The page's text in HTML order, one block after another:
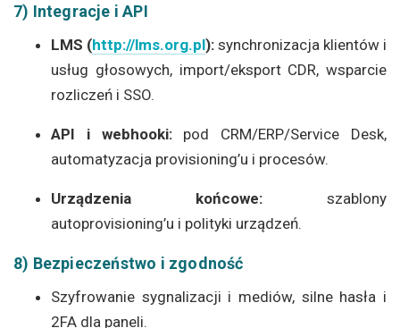
7) Integracje i API
LMS (http://lms.org.pl): synchronizacja klientów i
usług głosowych, import/eksport CDR, wsparcie
rozliczeń i SSO.
API i webhooki:pod CRM/ERP/Service Desk,
automatyzacja provisioning’u i procesów.
Urządzenia końcowe: szablony
autoprovisioning’u i polityki urządzeń.
8) Bezpieczeństwo i zgodność
Szyfrowanie sygnalizacji i mediów, silne hasła i
2FA dla paneli.